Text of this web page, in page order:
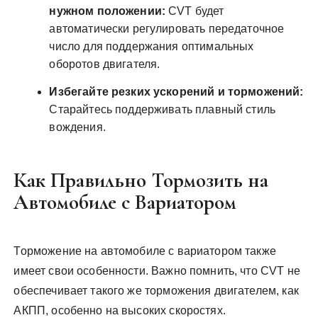
нужном положении: CVT будет
автоматически регулировать передаточное
число для поддержания оптимальных
оборотов двигателя.
Избегайте резких ускорений и торможений:
Старайтесь поддерживать плавный стиль
вождения.
Как Правильно Тормозить на
Автомобиле с Вариатором
Торможение на автомобиле с вариатором также
имеет свои особенности. Важно помнить, что CVT не
обеспечивает такого же торможения двигателем, как
АКПП, особенно на высоких скоростях.